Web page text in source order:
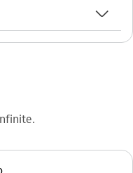
seta_baixo